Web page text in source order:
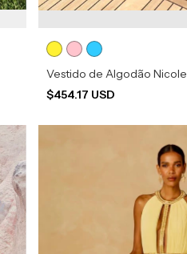
Vestido de Algodão Nicole
$454.17 USD